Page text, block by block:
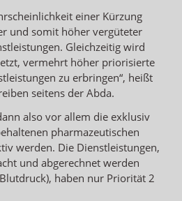
einer Kürzung
und somit höher vergüteter
Gleichzeitig wird
vermehrt höher priorisierte
zu erbringen“, heißt
seitens der Abda.
also vor allem die exklusiv
pharmazeutischen
werden. Die Dienstleistungen,
und abgerechnet werden
haben nur Priorität 2